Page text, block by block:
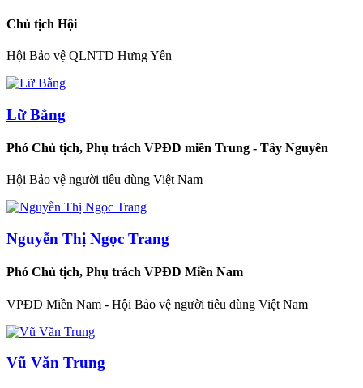
Chủ tịch Hội
Hội Bảo vệ QLNTD Hưng Yên
Lữ Bằng
Phó Chủ tịch, Phụ trách VPĐD miền Trung - Tây Nguyên
Hội Bảo vệ người tiêu dùng Việt Nam
Nguyễn Thị Ngọc Trang
Phó Chủ tịch, Phụ trách VPĐD Miền Nam
VPĐD Miền Nam - Hội Bảo vệ người tiêu dùng Việt Nam
Vũ Văn Trung